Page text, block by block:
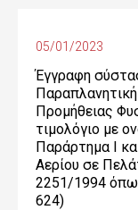
05/01/2023
Έγγραφη
Προμήθειας
τιμολόγιο με
Παράρτημα Ι
Αερίου σε
2251/1994
624)